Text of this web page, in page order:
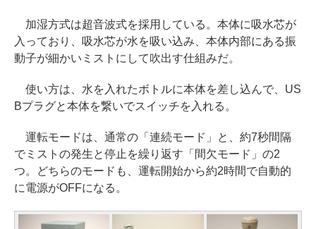
加湿方式は超音波式を採用している。本体に吸水芯が
入っており、吸水芯が水を吸い込み、本体内部にある振
動子が細かいミストにして吹出す仕組みだ。
使い方は、水を入れたボトルに本体を差し込んで、US
Bプラグと本体を繋いでスイッチを入れる。
運転モードは、通常の「連続モード」と、約7秒間隔
でミストの発生と停止を繰り返す「間欠モード」の2
つ。どちらのモードも、運転開始から約2時間で自動的
に電源がOFFになる。